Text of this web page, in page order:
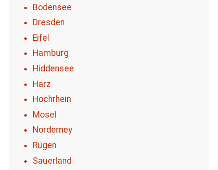
Bodensee
Dresden
Eifel
Hamburg
Hiddensee
Harz
Hochrhein
Mosel
Norderney
Rügen
Sauerland